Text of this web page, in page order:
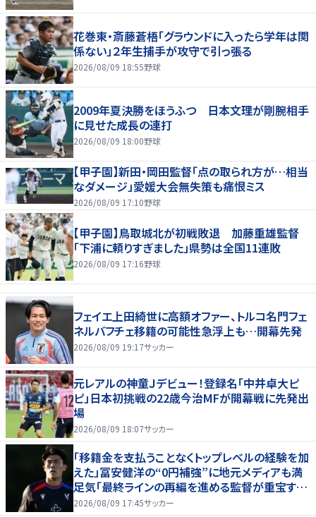
花巻東・斎藤蒼梧「グラウンドに入ったら学年は関
係ない」２年生捕手が攻守で引っ張る
2026/08/09 18:55野球
2009年夏決勝をほうふつ 日本文理が剛腕相手
に見せた成長の連打
2026/08/09 18:00野球
【甲子園】新田・岡田監督「点の取られ方が…相当
なダメージ」愛媛大会無失策も痛恨ミス
2026/08/09 17:10野球
【甲子園】鳥取城北が初戦敗退 加藤重雄監督
「下浦に頼りすぎました」県勢は全国11連敗
2026/08/09 17:16野球
フェイエ上田綺世に高額オファー、トルコ名門フェ
ネルバフチェ移籍の可能性急浮上も…開幕先発
2026/08/09 19:17サッカー
元レアルの神童Ｊデビュー！登録名「中井卓大ピ
ピ」日本初挑戦の22歳今治MFが開幕戦に先発出
場
2026/08/09 18:07サッカー
「移籍金を支払うことなくトップレベルの経験を加
えた」冨安健洋の“0円補強”に地元メディアも満
足気「最終ラインの再編を進める監督が重宝する
柔軟性を備えている」
2026/08/09 17:45サッカー